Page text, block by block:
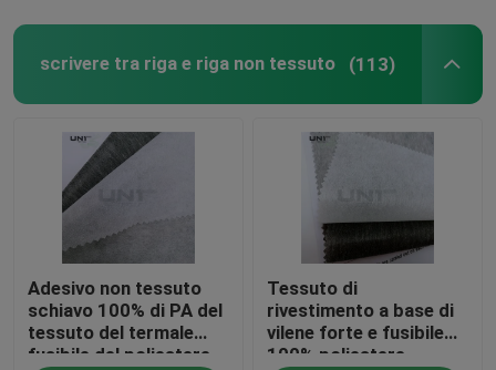
scrivere tra riga e riga non tessuto (113)
Adesivo non tessuto
schiavo 100% di PA del
tessuto del termale
fusibile del poliestere
Tessuto di
rivestimento a base di
vilene forte e fusibile
100% poliestere